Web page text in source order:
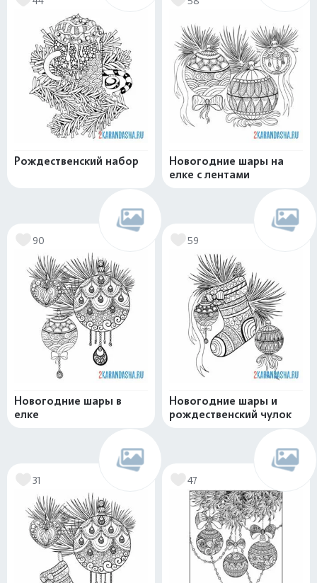
Рождественский набор
Новогодние шары на
елке с лентами
90
Новогодние шары в
елке
59
Новогодние шары и
рождественский чулок
31 47